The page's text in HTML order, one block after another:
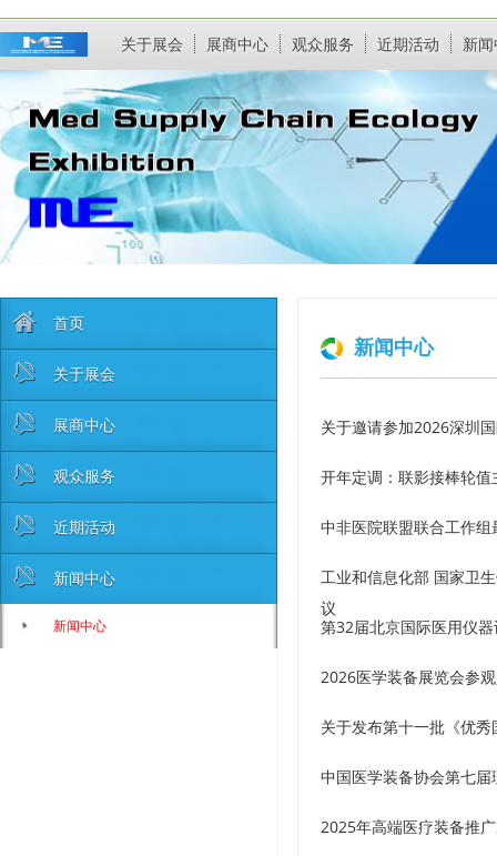
关于展会 展商中心 观众服务 近期活动 新
首页
关于展会
展商中心
观众服务
近期活动
新闻中心
新闻中心
新闻中心
关于邀请参加2026深圳
开年定调：联影接棒轮
中非医院联盟联合工作
工业和信息化部 国家卫
议
第32届北京国际医用仪
2026医学装备展览会参
关于发布第十一批《优
中国医学装备协会第七
2025年高端医疗装备推